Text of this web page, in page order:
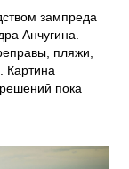
зампреда
Анчугина.
пляжи,
Картина
пока